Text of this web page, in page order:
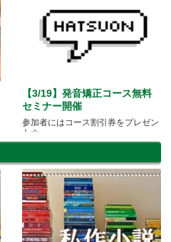
【3/19】発音矯正コース無料
セミナー開催
参加者にはコース割引券をプレゼン
ト☆